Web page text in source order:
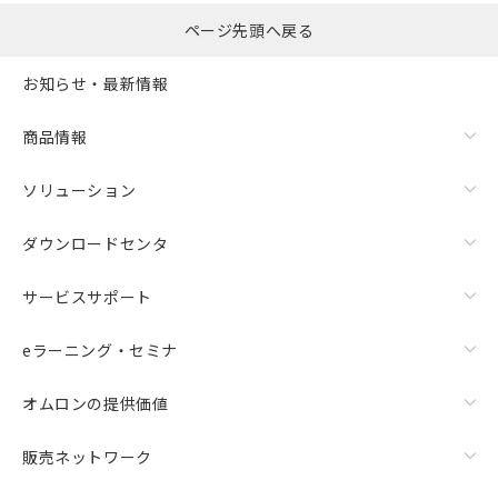
ページ先頭へ戻る
お知らせ・最新情報
商品情報
ソリューション
ダウンロードセンタ
サービスサポート
eラーニング・セミナ
オムロンの提供価値
販売ネットワーク